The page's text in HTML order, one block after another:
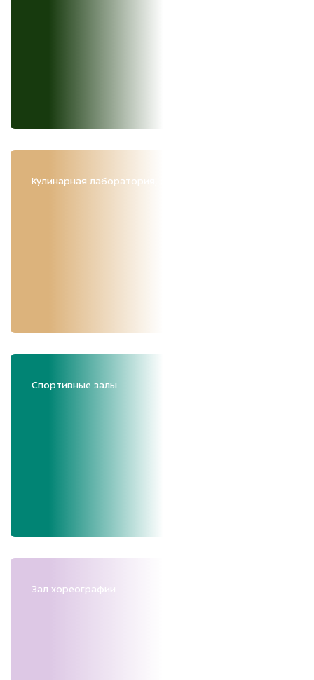
Кулинарная лаборатория, столярная мастерская
Спортивные залы
Зал хореографии